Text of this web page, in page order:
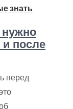
знать
после
перед